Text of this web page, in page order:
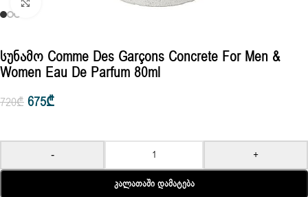
Სუნამო Comme Des Garçons Concrete For Men &
Women Eau De Parfum 80ml
720₾ 675₾
- +
Კალათაში Დამატება